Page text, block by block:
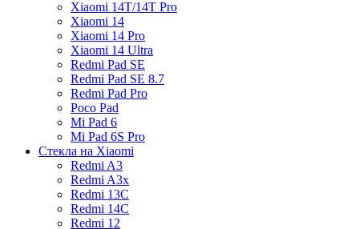
Xiaomi 14T/14T Pro
Xiaomi 14
Xiaomi 14 Pro
Xiaomi 14 Ultra
Redmi Pad SE
Redmi Pad SE 8.7
Redmi Pad Pro
Poco Pad
Mi Pad 6
Mi Pad 6S Pro
Стекла на Xiaomi
Redmi A3
Redmi A3x
Redmi 13C
Redmi 14C
Redmi 12